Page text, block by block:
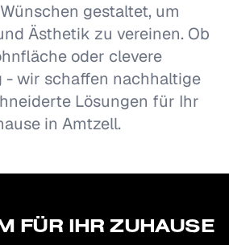
gestaltet, um
Ästhetik zu vereinen. Ob
oder clevere
- wir schaffen nachhaltige
Lösungen für Ihr
in Amtzell.
FÜR IHR ZUHAUSE